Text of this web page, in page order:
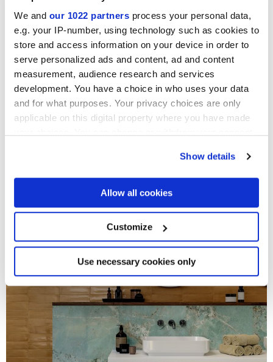
We and our 1022 partners process your personal data,
e.g. your IP-number, using technology such as cookies to
store and access information on your device in order to
serve personalized ads and content, ad and content
measurement, audience research and services
development. You have a choice in who uses your data
and for what purposes. Your privacy choices are only
applicable on this digital property where you have made
If you allow, we would also like to:
Collect information about your geographical
location which can be accurate to within several
Identify your device by actively scanning it for
specific characteristics (fingerprinting)
Find out more about how your personal data is processed
and set your preferences in thedetails section.
We use cookies to personalise content and ads, to
provide social media features and to analyse our traffic.
We also share information about your use of our site with
our social media, advertising and analytics partners who
Show details
Allow all cookies
Customize
Use necessary cookies only
Multiforme
Характер в стиле «total look»